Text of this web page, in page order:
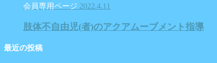
会員専用ページ 2022.4.11
肢体不自由児(者)のアクアムーブメント指導
最近の投稿